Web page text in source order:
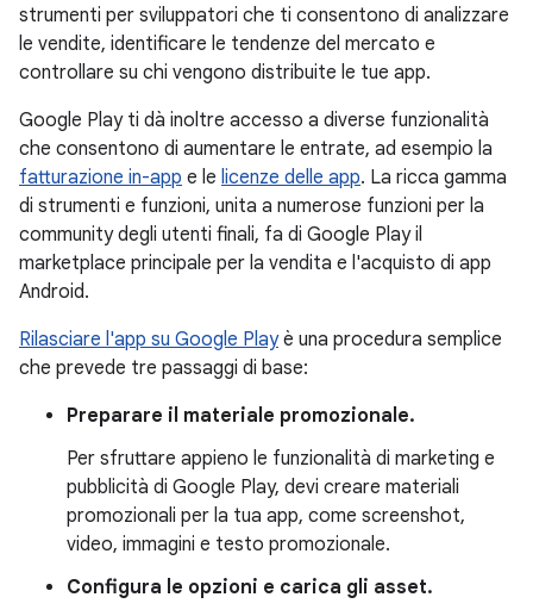
strumenti per sviluppatori che ti consentono di analizzare
le vendite, identificare le tendenze del mercato e
controllare su chi vengono distribuite le tue app.
Google Play ti dà inoltre accesso a diverse funzionalità
che consentono di aumentare le entrate, ad esempio la
fatturazione in-app e le licenze delle app. La ricca gamma
di strumenti e funzioni, unita a numerose funzioni per la
community degli utenti finali, fa di Google Play il
marketplace principale per la vendita e l'acquisto di app
Android.
Rilasciare l'app su Google Playè una procedura semplice
che prevede tre passaggi di base:
Preparare il materiale promozionale.
Per sfruttare appieno le funzionalità di marketing e
pubblicità di Google Play, devi creare materiali
promozionali per la tua app, come screenshot,
video, immagini e testo promozionale.
Configura le opzioni e carica gli asset.